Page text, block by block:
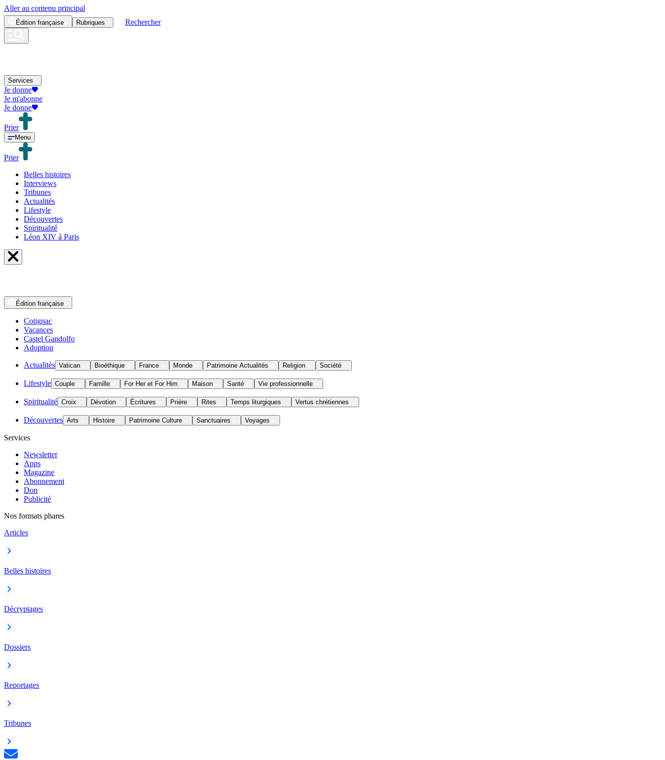
Aller au contenu principal
Édition française Rubriques Rechercher
Services
Je donne
Je m'abonne
Je donne
Prier
Menu
Prier
Belles histoires
Interviews
Tribunes
Actualités
Lifestyle
Découvertes
Spiritualité
Léon XIV à Paris
Édition française
Cotignac
Vacances
Castel Gandolfo
Adoption
Actualités Vatican Bioéthique France Monde Patrimoine Actualités Religion Société
Lifestyle Couple Famille For Her et For Him Maison Santé Vie professionnelle
Spiritualité Croix Dévotion Écritures Prière Rites Temps liturgiques Vertus chrétiennes
Découvertes Arts Histoire Patrimoine Culture Sanctuaires Voyages
Services
Newsletter
Apps
Magazine
Abonnement
Don
Publicité
Nos formats phares
Articles
Belles histoires
Décryptages
Dossiers
Reportages
Tribunes